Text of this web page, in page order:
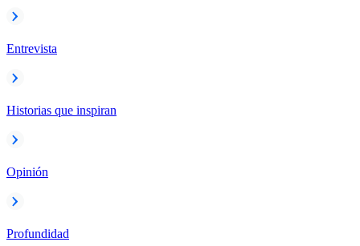
Entrevista
Historias que inspiran
Opinión
Profundidad